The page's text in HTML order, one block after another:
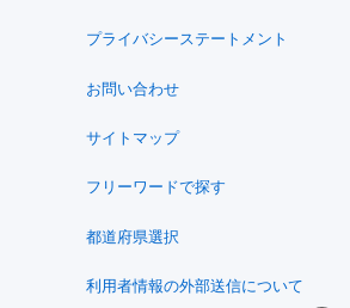
プライバシーステートメント
お問い合わせ
サイトマップ
フリーワードで探す
都道府県選択
利用者情報の外部送信について